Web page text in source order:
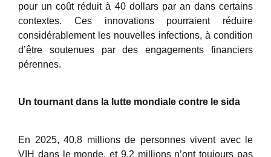
pour un coût réduit à 40 dollars par an dans certains
contextes. Ces innovations pourraient réduire
considérablement les nouvelles infections, à condition
d’être soutenues par des engagements financiers
pérennes.
Un tournant dans la lutte mondiale contre le sida
En 2025, 40,8 millions de personnes vivent avec le
VIH dans le monde, et 9,2 millions n’ont toujours pas